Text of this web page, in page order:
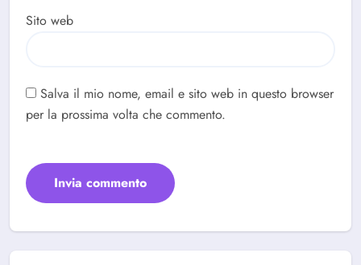
Sito web
Salva il mio nome, email e sito web in questo browser
per la prossima volta che commento.